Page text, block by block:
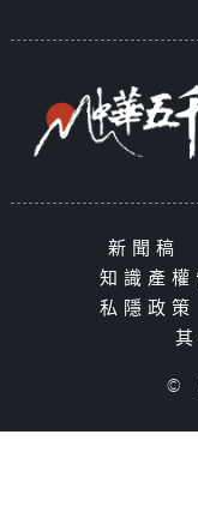
新聞稿
知識產
私隱政策
©